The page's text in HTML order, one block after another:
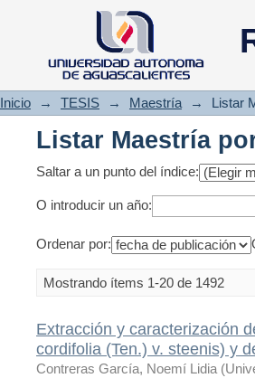
Listar Maestría
Inicio → TESIS → Maestría → Listar
Listar Maestría
Saltar a un punto del índice:
O introducir un año:
Ordenar por:
Mostrando ítems 1-20 de 1492
Extracción y caracterización
cordifolia (Ten.) v. steenis) y
Contreras García, Noemí Lidia (